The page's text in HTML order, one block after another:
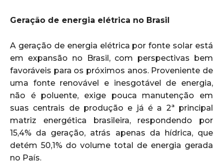
Geração de energia elétrica no Brasil
A geração de energia elétrica por fonte solar está
em expansão no Brasil, com perspectivas bem
favoráveis para os próximos anos. Proveniente de
uma fonte renovável e inesgotável de energia,
não é poluente, exige pouca manutenção em
suas centrais de produção e já é a 2ª principal
matriz energética brasileira, respondendo por
15,4% da geração, atrás apenas da hídrica, que
detém 50,1% do volume total de energia gerada
no País.